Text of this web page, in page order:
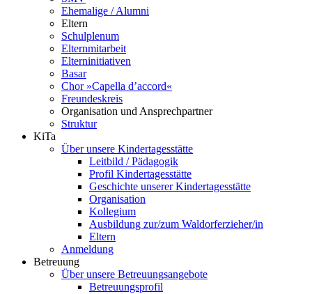
Ehemalige / Alumni
Eltern
Schulplenum
Elternmitarbeit
Elterninitiativen
Basar
Chor »Capella d’accord«
Freundeskreis
Organisation und Ansprechpartner
Struktur
KiTa
Über unsere Kindertagesstätte
Leitbild / Pädagogik
Profil Kindertagesstätte
Geschichte unserer Kindertagesstätte
Organisation
Kollegium
Ausbildung zur/zum Waldorferzieher/in
Eltern
Anmeldung
Betreuung
Über unsere Betreuungsangebote
Betreuungsprofil